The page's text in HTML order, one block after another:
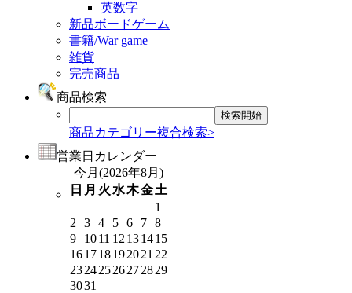
英数字
新品ボードゲーム
書籍/War game
雑貨
完売商品
商品検索
商品カテゴリー複合検索>
営業日カレンダー
今月(2026年8月)
日 月 火 水木金土
1
2
3 4 5 6 7 8
9
1011 12 131415
161718192021 22
23242526272829
3031